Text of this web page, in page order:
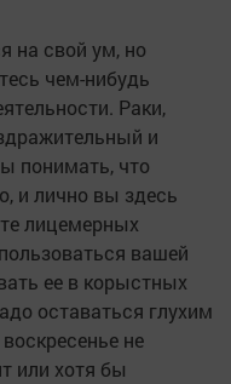
на свой ум, но
чем-нибудь
Раки,
и
понимать, что
и лично вы здесь
лицемерных
вашей
ее в корыстных
оставаться глухим
не
или хотя бы